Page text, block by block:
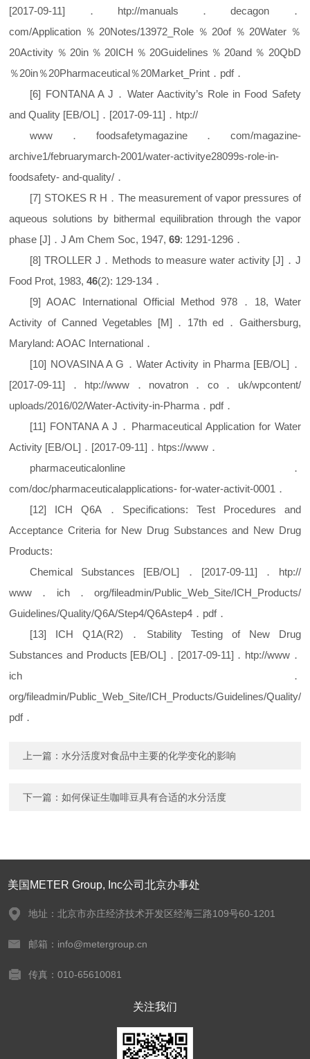
[2017-09-11] ． htp://manuals ．decagon ．
com/Application ％ 20Notes/13972_Role ％ 20of％ 20Water ％
20Activity ％ 20in％ 20ICH ％ 20Guidelines ％ 20and ％ 20QbD
％20in％20Pharmaceutical％20Market_Print ． pdf．
[6] FONTANA A J ． Water Aactivity’s Role in Food Safety
and Quality [EB/OL] ．[2017-09-11] ． htp://
www ． foodsafetymagazine． com/magazine-
archive1/februarymarch-2001/water-activitye28099s-role-in-
foodsafety- and-quality/ ．
[7] STOKES R H ． The measurement of vapor pressures of
aqueous solutions by bithermal equilibration through the vapor
phase [J] ．J Am Chem Soc, 1947,69: 1291-1296 ．
[8]TROLLER J ． Methods to measure water activity [J] ． J
Food Prot, 1983,46(2): 129-134 ．
[9]AOAC International Official Method 978． 18, Water
Activity of Canned Vegetables [M] ． 17th ed ． Gaithersburg,
Maryland: AOAC International ．
[10] NOVASINA A G ． Water Activity in Pharma [EB/OL] ．
[2017-09-11] ． htp://www ． novatron ． co． uk/wpcontent/
uploads/2016/02/Water-Activity-in-Pharma ． pdf．
[11] FONTANA A J ． Pharmaceutical Application for Water
Activity [EB/OL] ．[2017-09-11] ． htps://www ．
pharmaceuticalonline ．
com/doc/pharmaceuticalapplications- for-water-activit-0001 ．
[12] ICH Q6A． Specifications: Test Procedures and
Acceptance Criteria for New Drug Substances and New Drug
Products:
Chemical Substances [EB/OL] ．[2017-09-11] ． htp://
www ． ich． org/fileadmin/Public_Web_Site/ICH_Products/
Guidelines/Quality/Q6A/Step4/Q6Astep4 ． pdf．
[13] ICH Q1A(R2) ． Stability Testing of New Drug
Substances and Products [EB/OL] ．[2017-09-11] ． htp://www．
ich ．
org/fileadmin/Public_Web_Site/ICH_Products/Guidelines/Quality/
pdf．
上一篇： 水分活度对食品中主要的化学变化的影响
下一篇：如何保证生咖啡豆具有合适的水分活度
美国METER Group, Inc公司北京办事处
地址：北京市亦庄经济技术开发区经海三路109号60-1201
邮箱：info@metergroup.cn
传真：010-65610081
关注我们